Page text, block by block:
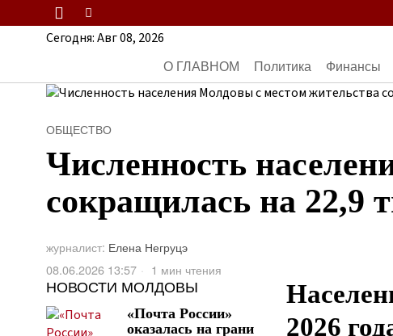
Сегодня:Авг 08, 2026
О ГЛАВНОМ Политика Финансы
ОБЩЕСТВО
Численность
сокращилась на 22,9
журналист: Елена Негруцэ
08.06.2026 13:57
1 мин чтения
2026
НОВОСТИ МОЛДОВЫ
«Почта России»
оказалась на грани